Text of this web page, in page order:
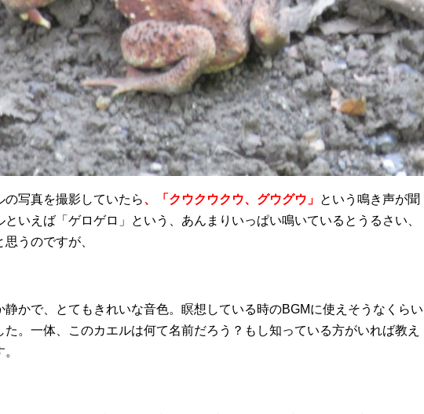
の写真を撮影していたら、「クウクウクウ、グウグウ」 という鳴き声が聞
といえば「ゲロゲロ」という、あんまりいっぱい鳴いているとうるさい、
うのですが、
静かで、とてもきれいな音色。瞑想している時のBGMに使えそうなくらい
た。一体、このカエルは何て名前だろう？もし知っている方がいれば教え